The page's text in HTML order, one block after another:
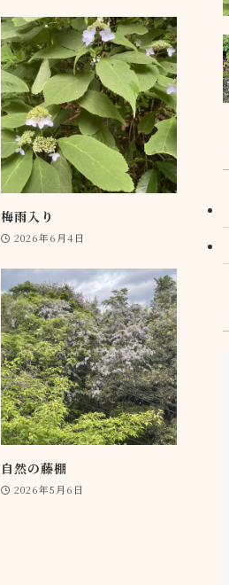
梅雨入り
2026年6月4日
自然の藤棚
2026年5月6日